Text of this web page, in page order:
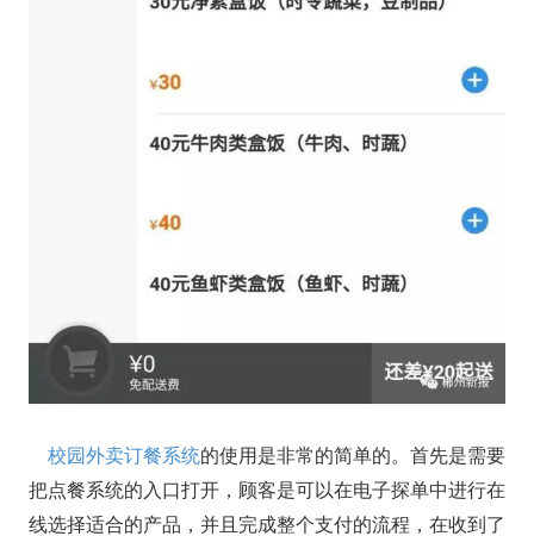
校园外卖订餐系统的使用是非常的简单的。首先是需要
把点餐系统的入口打开，顾客是可以在电子探单中进行在
线选择适合的产品，并且完成整个支付的流程，在收到了